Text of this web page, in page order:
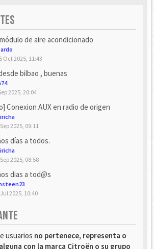
de aire acondicionado
Oct 2025, 11:43
bilbao , buenas
2025, 20:04
Conexion AUX en radio de origen
2025, 09:11
días a todos.
2025, 08:58
dias a tod@s
2025, 10:40
usuarios no pertenece, representa o
con la marca Citroën o su grupo